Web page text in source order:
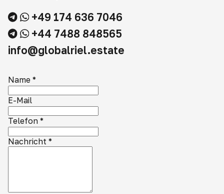
+49 174 636 7046
+44 7488 848565
info@globalriel.estate
Name *
E-Mail
Telefon *
Nachricht *